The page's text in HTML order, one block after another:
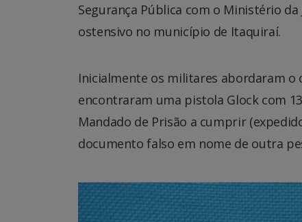
Segurança Pública com o Ministério
ostensivo no município de Itaquiraí.
Inicialmente os militares abordaram o
encontraram uma pistola Glock com
Mandado de Prisão a cumprir
documento falso em nome de outra